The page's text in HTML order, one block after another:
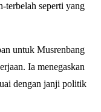
terbelah seperti yang
untuk Musrenbang
Ia menegaskan
dengan janji politik